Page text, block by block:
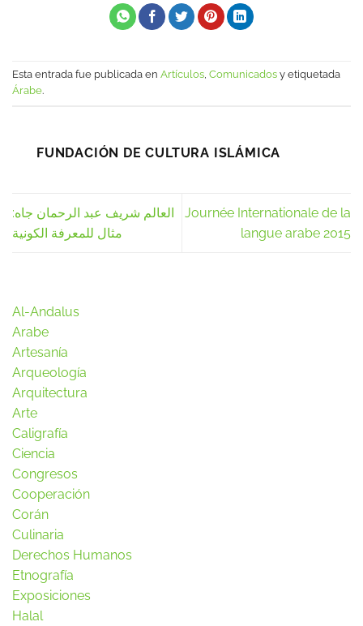
Esta entrada fue publicada en Artículos Comunicados y etiquetada
Árabe.
FUNDACIÓN DE CULTURA ISLÁMICA
العالم شريف عبد الرحمان جاه:
مثال للمعرفة الكونية
Journée Internationale de la
langue arabe 2015
Al-Andalus
Arabe
Artesanía
Arqueología
Arquitectura
Arte
Caligrafía
Ciencia
Congresos
Cooperación
Corán
Culinaria
Derechos Humanos
Etnografía
Exposiciones
Halal